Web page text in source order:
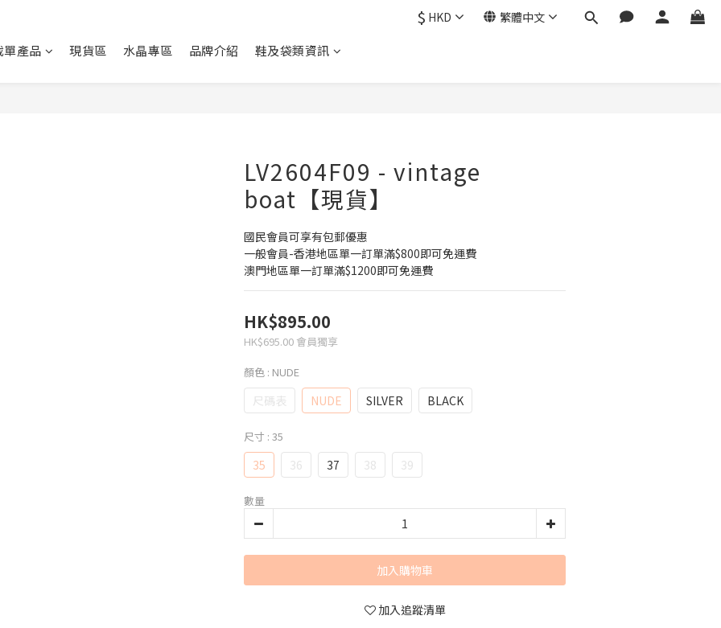
$ HKD 繁體中文
單產品 現貨區 水晶專區 品牌介紹 鞋及袋類資訊
LV2604F09 - vintage
boat【現貨】
國民會員可享有包郵優惠
一般會員-香港地區單一訂單滿$800即可免運費
澳門地區單一訂單滿$1200即可免運費
HK$895.00
HK$695.00 會員獨享
顏色 : NUDE
尺碼表 NUDE SILVER BLACK
尺寸 : 35
35 36 37 38 39
數量
加入購物車
加入追蹤清單